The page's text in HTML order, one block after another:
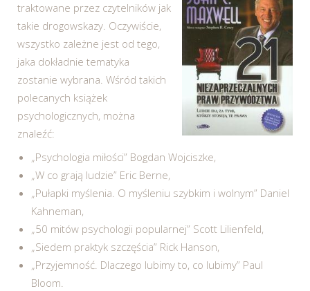
traktowane przez czytelników jak
takie drogowskazy. Oczywiście,
wszystko zależne jest od tego,
jaka dokładnie tematyka
zostanie wybrana. Wśród takich
polecanych książek
psychologicznych, można
znaleźć:
„Psychologia miłości” Bogdan Wojciszke,
„W co grają ludzie” Eric Berne,
„Pułapki myślenia. O myśleniu szybkim i wolnym” Daniel
Kahneman,
„50 mitów psychologii popularnej” Scott Lilienfeld,
„Siedem praktyk szczęścia” Rick Hanson,
„Przyjemność. Dlaczego lubimy to, co lubimy” Paul
Bloom.